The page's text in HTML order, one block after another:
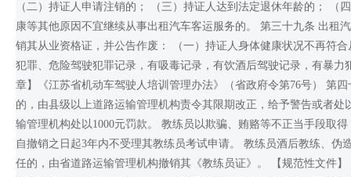
（二）持证人申请注销的； （三）持证人达到法定退休年龄的；
康等其他原因不宜继续从事出租汽车客运服务的。 第三十九条 出租
销其从业资格证，并公告作废： （一）持证人身体健康状况不再符
犯罪、危险驾驶犯罪记录，有吸毒记录，有饮酒后驾驶记录，有暴
章】《江苏省机动车驾驶人培训管理办法》（省政府令第76号） 第
的，由县级以上道路运输管理机构责令其限期改正，给予警告或者
输管理机构处以1000元罚款。 教练员以欺骗、贿赂等不正当手段取
自撤销之日起3年内不受理其教练员考试申请。 教练员酒后教练、
任的，由省道路运输管理机构撤销其《教练员证》。 【规范性文件